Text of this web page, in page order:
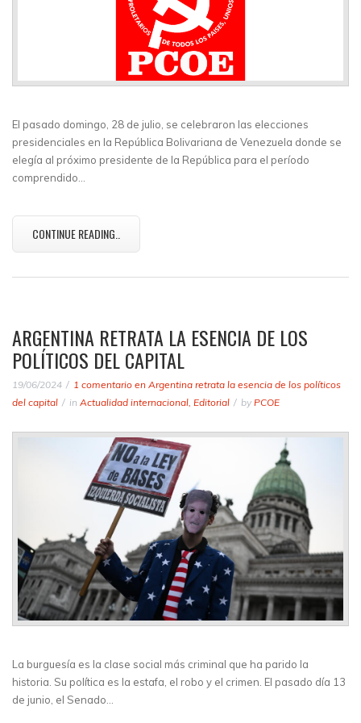
El pasado domingo, 28 de julio, se celebraron las elecciones
presidenciales en la República Bolivariana de Venezuela donde se
elegía al próximo presidente de la República para el período
comprendido…
CONTINUE READING..
ARGENTINA RETRATA LA ESENCIA DE LOS
POLÍTICOS DEL CAPITAL
19/06/2024 1 comentario en Argentina retrata la esencia de los políticos
del capital
in Actualidad internacional, Editorial by PCOE
La burguesía es la clase social más criminal que ha parido la
historia. Su política es la estafa, el robo y el crimen. El pasado día 13
de junio, el Senado…